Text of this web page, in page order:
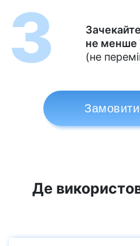
Зачекайте
не менше
(не
Де